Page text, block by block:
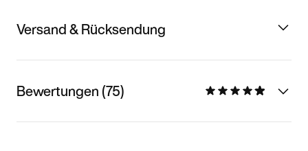
Versand & Rücksendung
Bewertungen (75)